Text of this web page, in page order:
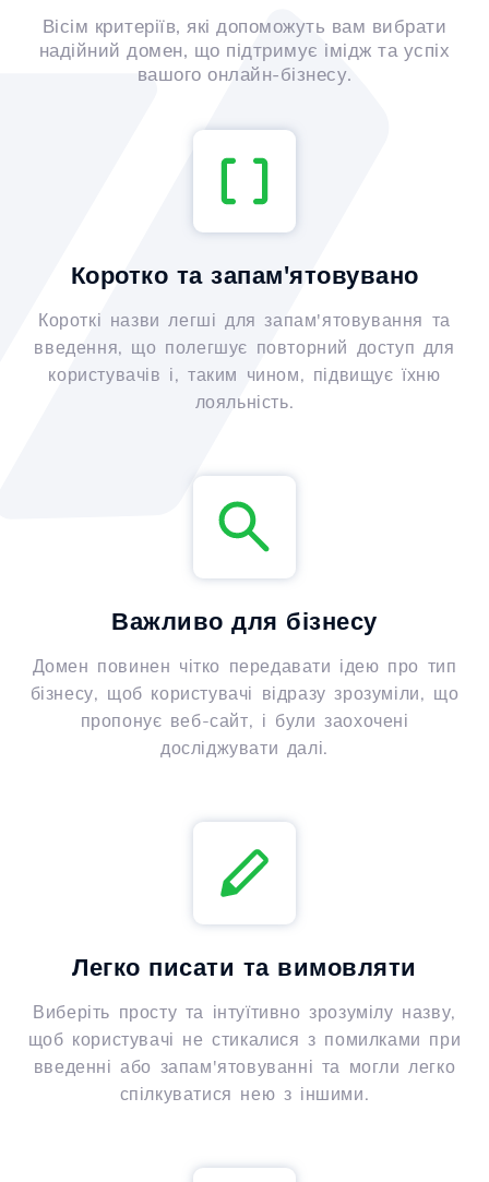
Вісім критеріїв, які допоможуть вам вибрати
надійний домен, що підтримує імідж та успіх
вашого онлайн-бізнесу.
Коротко та запам'ятовувано
Короткі назви легші для запам'ятовування та
введення, що полегшує повторний доступ для
користувачів і, таким чином, підвищує їхню
лояльність.
Важливо для бізнесу
Домен повинен чітко передавати ідею про тип
бізнесу, щоб користувачі відразу зрозуміли, що
пропонує веб-сайт, і були заохочені
досліджувати далі.
Легко писати та вимовляти
Виберіть просту та інтуїтивно зрозумілу назву,
щоб користувачі не стикалися з помилками при
введенні або запам'ятовуванні та могли легко
спілкуватися нею з іншими.